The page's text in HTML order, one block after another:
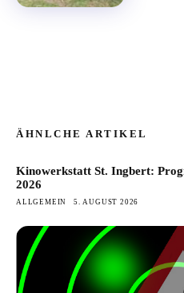
ÄHNLCHE ARTIKEL
Kinowerkstatt St. Ingbert:
2026
ALLGEMEIN 5. AUGUST 2026